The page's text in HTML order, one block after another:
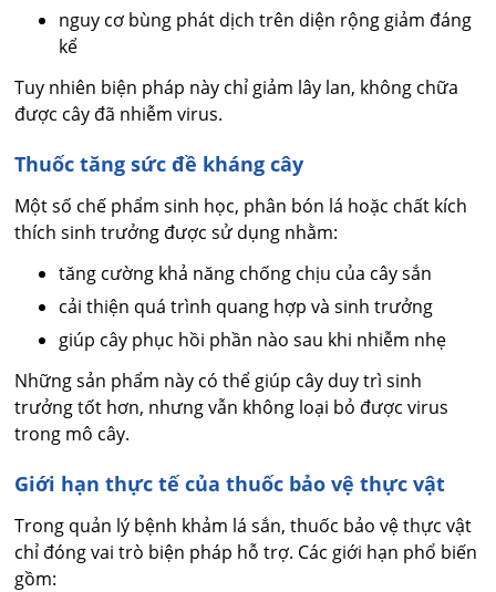
nguy cơ bùng phát dịch trên diện rộng giảm đáng
kể
Tuy nhiên biện pháp này chỉ giảm lây lan, không chữa
được cây đã nhiễm virus.
Thuốc tăng sức đề kháng cây
Một số chế phẩm sinh học, phân bón lá hoặc chất kích
thích sinh trưởng được sử dụng nhằm:
tăng cường khả năng chống chịu của cây sắn
cải thiện quá trình quang hợp và sinh trưởng
giúp cây phục hồi phần nào sau khi nhiễm nhẹ
Những sản phẩm này có thể giúp cây duy trì sinh
trưởng tốt hơn, nhưng vẫn không loại bỏ được virus
trong mô cây.
Giới hạn thực tế của thuốc bảo vệ thực vật
Trong quản lý bệnh khảm lá sắn, thuốc bảo vệ thực vật
chỉ đóng vai trò biện pháp hỗ trợ. Các giới hạn phổ biến
gồm: